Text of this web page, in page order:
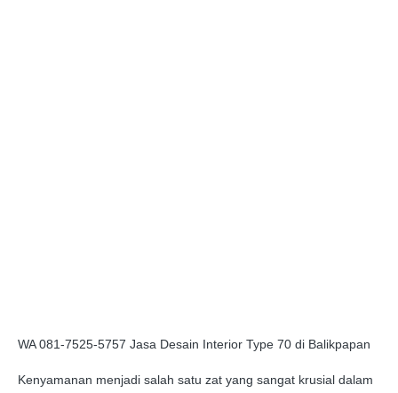
WA 081-7525-5757 Jasa Desain Interior Type 70 di Balikpapan
Kenyamanan menjadi salah satu zat yang sangat krusial dalam